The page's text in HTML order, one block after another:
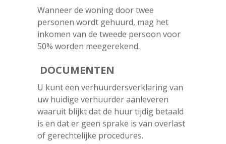
Wanneer de woning door twee
personen wordt gehuurd, mag het
inkomen van de tweede persoon voor
50% worden meegerekend.
DOCUMENTEN
U kunt een verhuurdersverklaring van
uw huidige verhuurder aanleveren
waaruit blijkt dat de huur tijdig betaald
is en dat er geen sprake is van overlast
of gerechtelijke procedures.